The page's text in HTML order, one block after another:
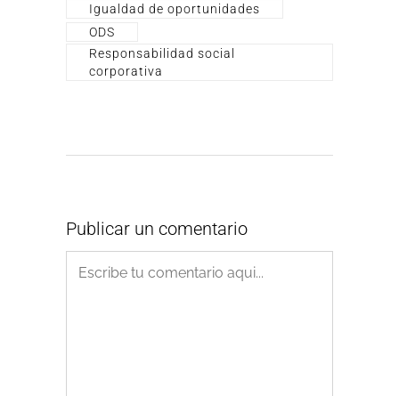
Igualdad de oportunidades
ODS
Responsabilidad social
corporativa
Publicar un comentario